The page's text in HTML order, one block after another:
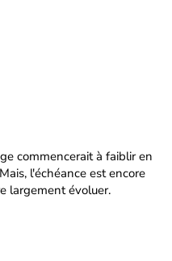
commencerait à faiblir en
l'échéance est encore
largement évoluer.